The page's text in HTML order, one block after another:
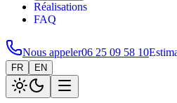
Réalisations
FAQ
Nous appeler06 25 09 58 10
FR EN